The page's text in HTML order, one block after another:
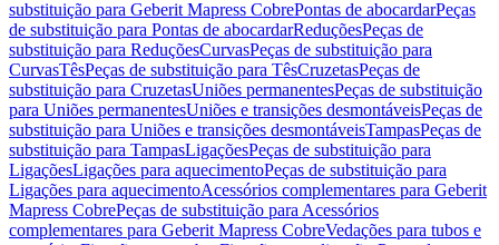
substituição para Geberit Mapress CobrePontas de abocardarPeças
de substituição para Pontas de abocardarReduçõesPeças de
substituição para ReduçõesCurvasPeças de substituição para
CurvasTêsPeças de substituição para TêsCruzetasPeças de
substituição para CruzetasUniões permanentesPeças de substituição
para Uniões permanentesUniões e transições desmontáveisPeças de
substituição para Uniões e transições desmontáveisTampasPeças de
substituição para TampasLigaçõesPeças de substituição para
LigaçõesLigações para aquecimentoPeças de substituição para
Ligações para aquecimentoAcessórios complementares para Geberit
Mapress CobrePeças de substituição para Acessórios
complementares para Geberit Mapress CobreVedações para tubos e